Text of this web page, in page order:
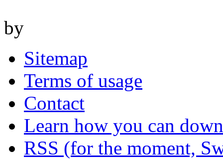
by
Sitemap
Terms of usage
Contact
Learn how you can
RSS (for the moment,